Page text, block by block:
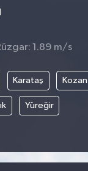
1.89 m/s
Karataş Kozan
Yüreğir